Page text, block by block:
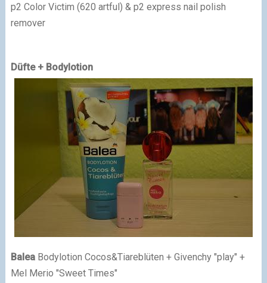
p2 Color Victim (620 artful) & p2 express nail polish
remover
Düfte + Bodylotion
BaleaBodylotion Cocos&Tiareblüten + Givenchy "play" +
Mel Merio "Sweet Times"